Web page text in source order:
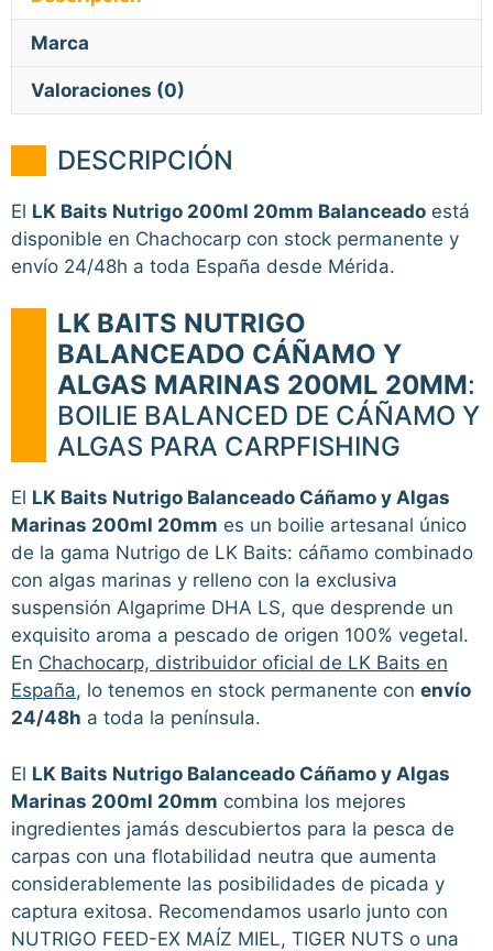
Marca
Valoraciones (0)
DESCRIPCIÓN
El LK Baits Nutrigo 200ml 20mm Balanceado está
disponible en Chachocarp con stock permanente y
envío 24/48h a toda España desde Mérida.
LK BAITS NUTRIGO
BALANCEADO CÁÑAMO Y
ALGAS MARINAS 200ML 20MM:
BOILIE BALANCED DE CÁÑAMO Y
ALGAS PARA CARPFISHING
El LK Baits Nutrigo Balanceado Cáñamo y Algas
Marinas 200ml 20mm es un boilie artesanal único
de la gama Nutrigo de LK Baits: cáñamo combinado
con algas marinas y relleno con la exclusiva
suspensión Algaprime DHA LS, que desprende un
exquisito aroma a pescado de origen 100% vegetal.
En Chachocarp, distribuidor oficial de LK Baits en
España, lo tenemos en stock permanente con envío
24/48h a toda la península.
El LK Baits Nutrigo Balanceado Cáñamo y Algas
Marinas 200ml 20mm combina los mejores
ingredientes jamás descubiertos para la pesca de
carpas con una flotabilidad neutra que aumenta
considerablemente las posibilidades de picada y
captura exitosa. Recomendamos usarlo junto con
NUTRIGO FEED-EX MAÍZ MIEL, TIGER NUTS o una